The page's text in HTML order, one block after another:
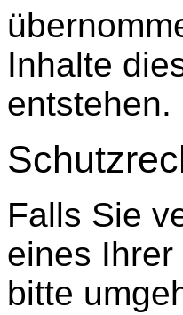
Inhalte
entstehen.
Falls Sie
eines
bitte